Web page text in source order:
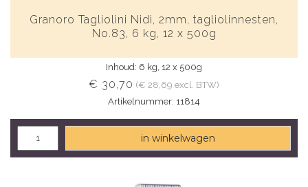
Granoro Tagliolini Nidi, 2mm, tagliolinnesten,
No.83, 6 kg, 12 x 500g
Inhoud: 6 kg, 12 x 500g
€ 30,70 (€ 28,69 excl. BTW)
Artikelnummer: 11814
in winkelwagen